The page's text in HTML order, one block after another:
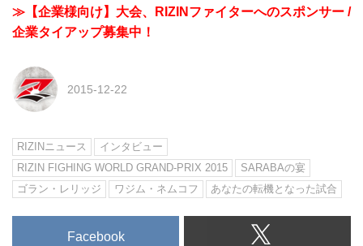
≫【企業様向け】大会、RIZINファイターへのスポンサー /
企業タイアップ募集中！
2015-12-22
RIZINニュース
インタビュー
RIZIN FIGHING WORLD GRAND-PRIX 2015
SARABAの宴
ゴラン・レリッジ
ワジム・ネムコフ あなたの転機となった試合
Facebook